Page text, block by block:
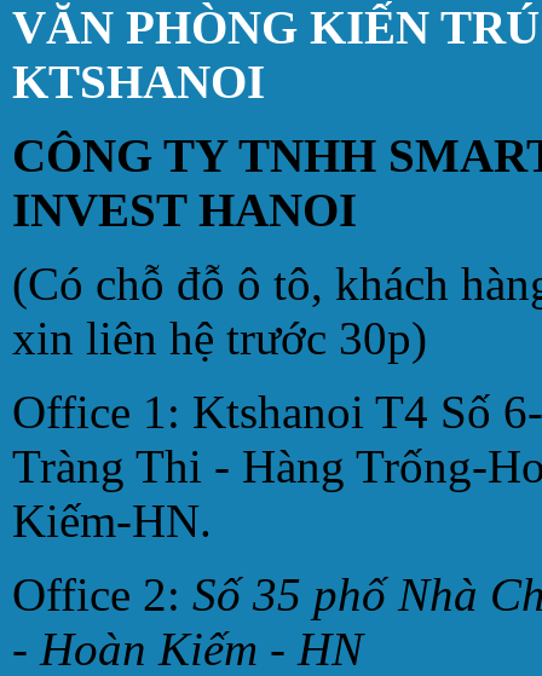
VĂN PHÒNG KIẾN
KTSHANOI
CÔNG TY TNHH
INVEST HANOI
(Có chỗ đỗ ô tô, khách
xin liên hệ trước 30p)
Office 1: Ktshanoi T4 Số
Tràng Thi - Hàng Trống-
Kiếm-HN.
Office 2: Số 35 phố Nhà
- Hoàn Kiếm - HN